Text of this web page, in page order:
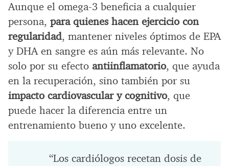
Aunque el omega-3 beneficia a cualquier
persona, para quienes hacen ejercicio con
regularidad, mantener niveles óptimos de EPA
y DHA en sangre es aún más relevante. No
solo por su efecto antiinflamatorio, que ayuda
en la recuperación, sino también por su
impacto cardiovascular y cognitivo, que
puede hacer la diferencia entre un
entrenamiento bueno y uno excelente.
“Los cardiólogos recetan dosis de